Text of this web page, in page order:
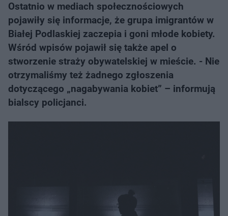
Ostatnio w mediach społecznościowych
pojawiły się informacje, że grupa imigrantów w
Białej Podlaskiej zaczepia i goni młode kobiety.
Wśród wpisów pojawił się także apel o
stworzenie straży obywatelskiej w mieście. - Nie
otrzymaliśmy też żadnego zgłoszenia
dotyczącego „nagabywania kobiet” – informują
bialscy policjanci.